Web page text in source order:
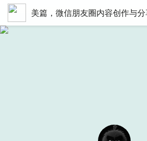
美篇，微信朋友圈内容创作与分